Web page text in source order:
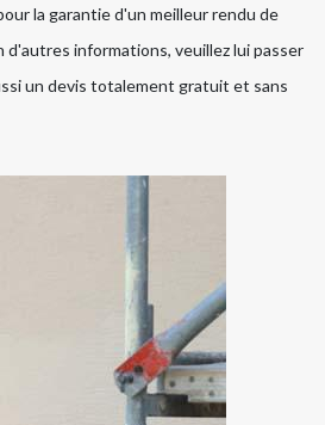
la garantie d'un meilleur rendu de
d'autres informations, veuillez lui passer
un devis totalement gratuit et sans